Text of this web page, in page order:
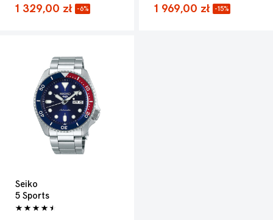
1 329,00 zł -6% 1 969,00 zł -15%
Seiko
5 Sports